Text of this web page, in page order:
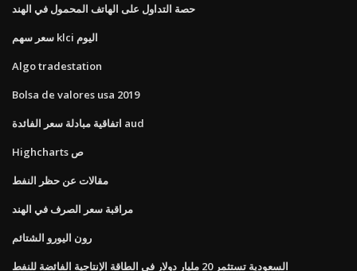
حصة التداول على الهاتف المحمول في الهند
سعر سهم klci اليوم
Algo tradestation
Bolsa de valores usa 2019
اتفاقية مبادلة سعر الفائدة aud
Highcharts ص
مقالات عن حظر النفط
مراقبة سعر الصرف في الهند
رون اليورو الشتائم
السعودية تستثمر 20 مليار دولار في الطاقة الإنتاجية الفائضة للنفط